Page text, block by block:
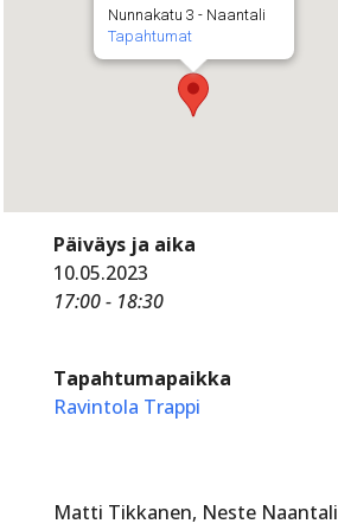
Nunnakatu 3 - Naantali
Tapahtumat
Päiväys ja aika
10.05.2023
17:00 - 18:30
Tapahtumapaikka
Ravintola Trappi
Matti Tikkanen, Neste Naantali